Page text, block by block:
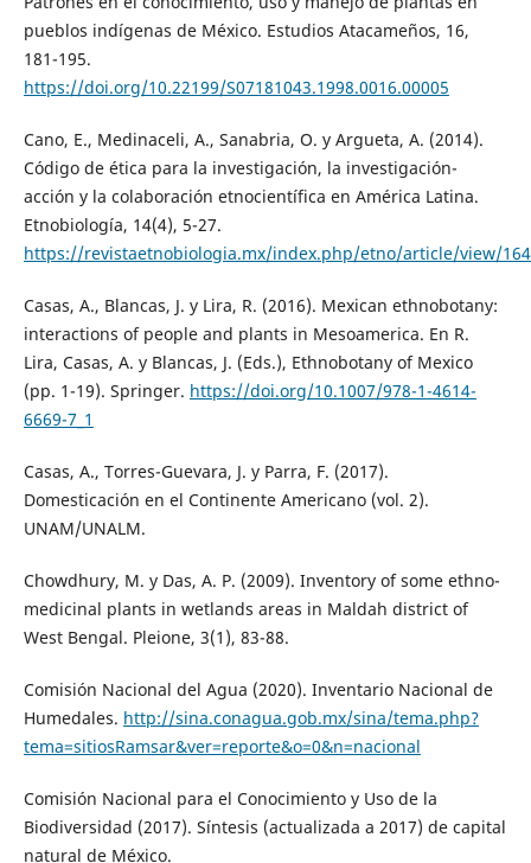
pueblos indígenas de México. Estudios Atacameños, 16,
181-195.
https://doi.org/10.22199/S07181043.1998.0016.00005
Cano, E., Medinaceli, A., Sanabria, O. y Argueta, A. (2014).
Código de ética para la investigación, la investigación-
acción y la colaboración etnocientífica en América Latina.
Etnobiología, 14(4), 5-27.
https://revistaetnobiologia.mx/index.php/etno/article/view/164
Casas, A., Blancas, J. y Lira, R. (2016). Mexican ethnobotany:
interactions of people and plants in Mesoamerica. En R.
Lira, Casas, A. y Blancas, J. (Eds.), Ethnobotany of Mexico
(pp. 1-19). Springer. https://doi.org/10.1007/978-1-4614-
6669-7_1
Casas, A., Torres-Guevara, J. y Parra, F. (2017).
Domesticación en el Continente Americano (vol. 2).
UNAM/UNALM.
Chowdhury, M. y Das, A. P. (2009). Inventory of some ethno-
medicinal plants in wetlands areas in Maldah district of
West Bengal. Pleione, 3(1), 83-88.
Comisión Nacional del Agua (2020). Inventario Nacional de
Humedales. http://sina.conagua.gob.mx/sina/tema.php?
tema=sitiosRamsar&ver=reporte&o=0&n=nacional
Comisión Nacional para el Conocimiento y Uso de la
Biodiversidad (2017). Síntesis (actualizada a 2017) de capital
natural de México.